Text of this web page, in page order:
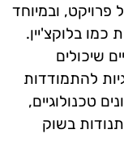
פרויקט, ובמיוחד
כמו בלוקצ'יין.
שיכולים
להתמודדות
טכנולוגיים,
תנודות בשוק